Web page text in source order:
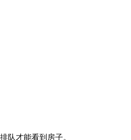
队才能看到房子。